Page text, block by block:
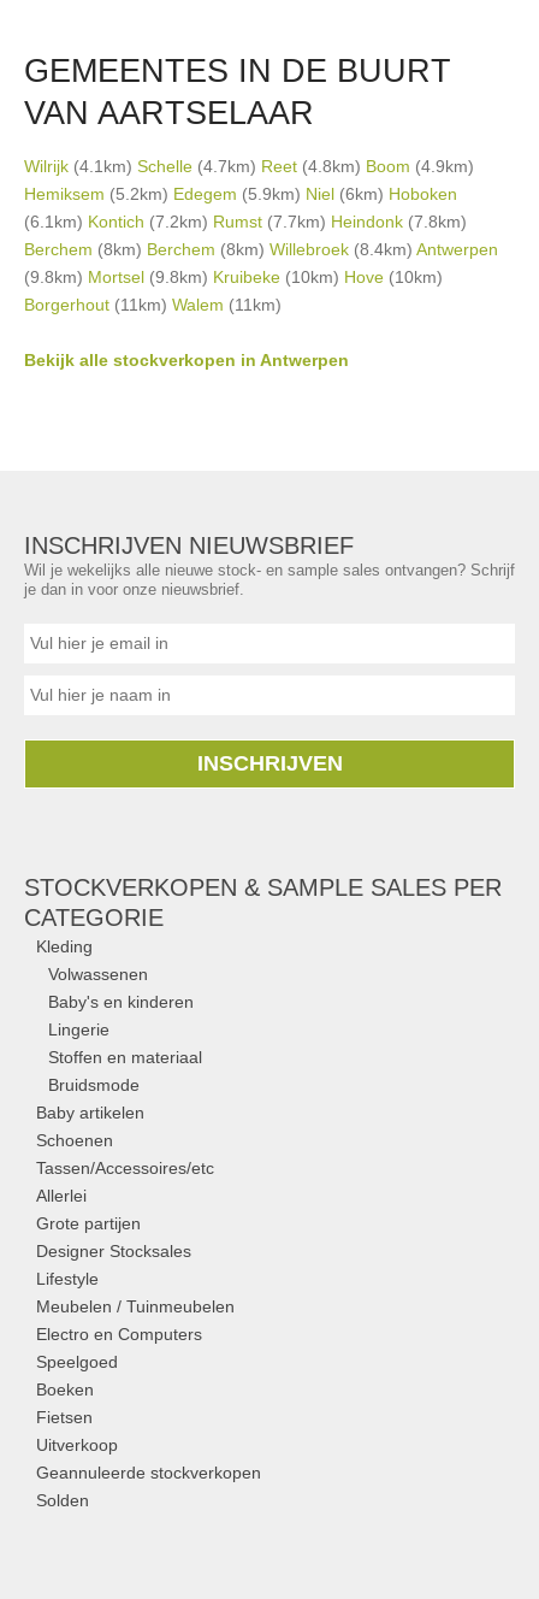
GEMEENTES IN DE BUURT
VAN AARTSELAAR
Wilrijk (4.1km) Schelle (4.7km) Reet (4.8km) Boom (4.9km)
Hemiksem (5.2km) Edegem (5.9km) Niel (6km) Hoboken
(6.1km) Kontich (7.2km) Rumst (7.7km) Heindonk (7.8km)
Berchem (8km) Berchem (8km) Willebroek (8.4km) Antwerpen
(9.8km) Mortsel (9.8km) Kruibeke (10km) Hove (10km)
Borgerhout (11km) Walem (11km)
Bekijk alle stockverkopen in Antwerpen
INSCHRIJVEN NIEUWSBRIEF
Wil je wekelijks alle nieuwe stock- en sample sales ontvangen? Schrijf
je dan in voor onze nieuwsbrief.
INSCHRIJVEN
STOCKVERKOPEN & SAMPLE SALES PER
CATEGORIE
Kleding
Volwassenen
Baby's en kinderen
Lingerie
Stoffen en materiaal
Bruidsmode
Baby artikelen
Schoenen
Tassen/Accessoires/etc
Allerlei
Grote partijen
Designer Stocksales
Lifestyle
Meubelen / Tuinmeubelen
Electro en Computers
Speelgoed
Boeken
Fietsen
Uitverkoop
Geannuleerde stockverkopen
Solden